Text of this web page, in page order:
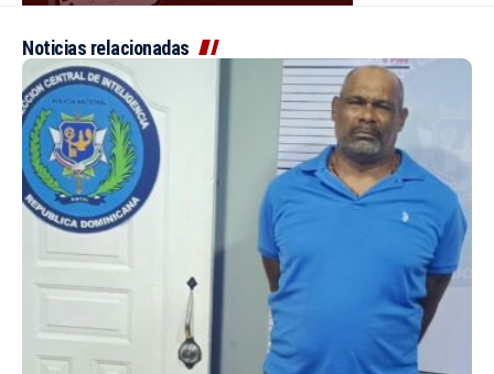
Noticias relacionadas